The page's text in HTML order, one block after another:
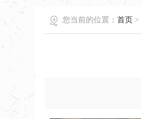
您当前的位置： 首页 >